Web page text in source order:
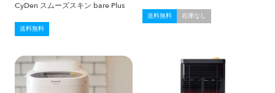
CyDen スムーズスキン bare Plus
送料無料
送料無料 在庫なし